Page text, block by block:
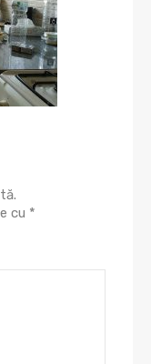
cu *